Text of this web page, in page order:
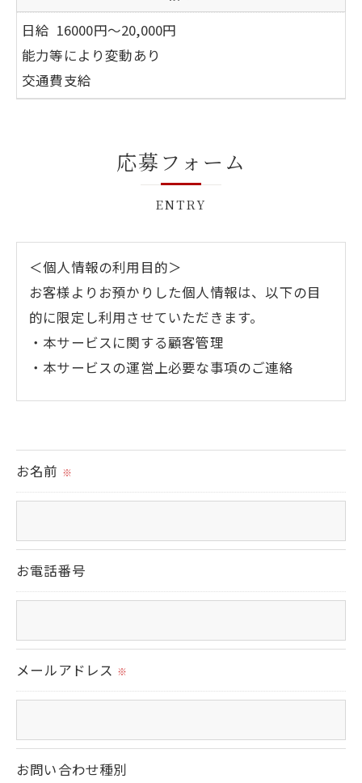
日給 16000円～20,000円
能力等により変動あり
交通費支給
応募フォーム
ENTRY
＜個人情報の利用目的＞
お客様よりお預かりした個人情報は、以下の目
的に限定し利用させていただきます。
・本サービスに関する顧客管理
・本サービスの運営上必要な事項のご連絡
定められた場合を除き、
取得した個人情報を第三者に提供することはい
＜個人情報の委託について＞
当社では、利用目的の達成に必要な範囲におい
これらの委託先に対しては個人情報保護契約等
の措置をとり、適切な監督を行います。
当社では、個人情報の漏洩等がなされないよ
う、適切に安全管理対策を実施します。
お名前 ※
お電話番号
メールアドレス ※
お問い合わせ種別